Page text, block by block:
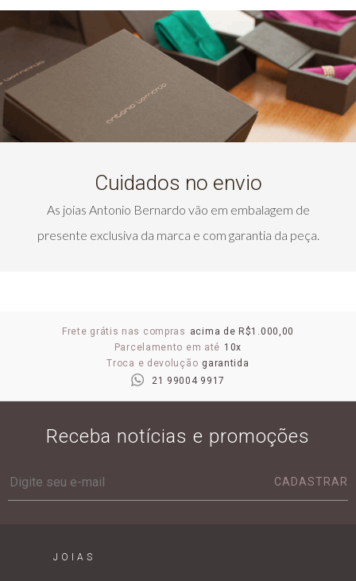
Cuidados no envio
As joias Antonio Bernardo vão em embalagem de
presente exclusiva da marca e com garantia da peça.
Frete grátis nas compras acima de R$1.000,00
Parcelamento em até 10x
Troca e devolução garantida
21 99004 9917
Receba notícias e promoções
CADASTRAR
JOIAS